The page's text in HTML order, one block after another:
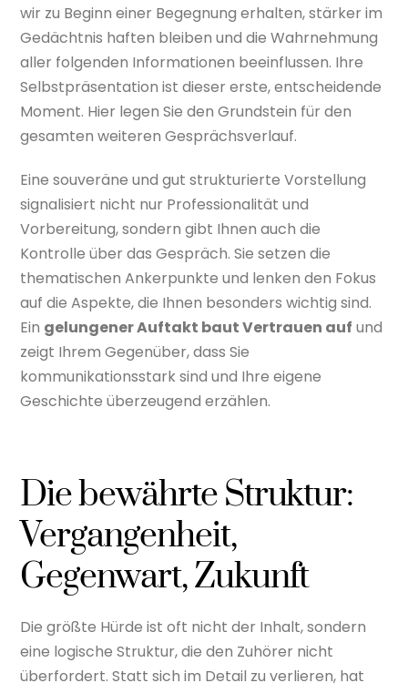
wir zu Beginn einer Begegnung erhalten, stärker im
Gedächtnis haften bleiben und die Wahrnehmung
aller folgenden Informationen beeinflussen. Ihre
Selbstpräsentation ist dieser erste, entscheidende
Moment. Hier legen Sie den Grundstein für den
gesamten weiteren Gesprächsverlauf.
Eine souveräne und gut strukturierte Vorstellung
signalisiert nicht nur Professionalität und
Vorbereitung, sondern gibt Ihnen auch die
Kontrolle über das Gespräch. Sie setzen die
thematischen Ankerpunkte und lenken den Fokus
auf die Aspekte, die Ihnen besonders wichtig sind.
Ein gelungener Auftakt baut Vertrauen auf und
zeigt Ihrem Gegenüber, dass Sie
kommunikationsstark sind und Ihre eigene
Geschichte überzeugend erzählen.
Die bewährte Struktur:
Vergangenheit,
Gegenwart, Zukunft
Die größte Hürde ist oft nicht der Inhalt, sondern
eine logische Struktur, die den Zuhörer nicht
überfordert. Statt sich im Detail zu verlieren, hat